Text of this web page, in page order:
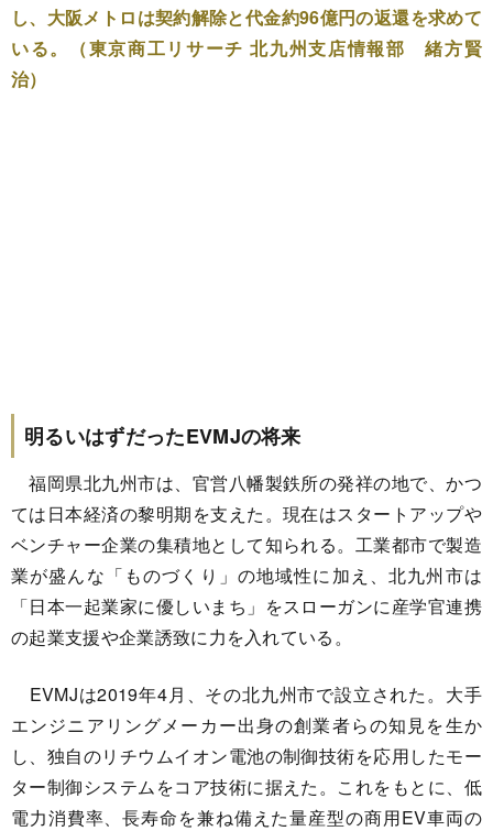
し、大阪メトロは契約解除と代金約96億円の返還を求めて
いる。（東京商工リサーチ 北九州支店情報部 緒方賢
治）
明るいはずだったEVMJの将来
福岡県北九州市は、官営八幡製鉄所の発祥の地で、かつ
ては日本経済の黎明期を支えた。現在はスタートアップや
ベンチャー企業の集積地として知られる。工業都市で製造
業が盛んな「ものづくり」の地域性に加え、北九州市は
「日本一起業家に優しいまち」をスローガンに産学官連携
の起業支援や企業誘致に力を入れている。
EVMJは2019年4月、その北九州市で設立された。大手
エンジニアリングメーカー出身の創業者らの知見を生か
し、独自のリチウムイオン電池の制御技術を応用したモー
ター制御システムをコア技術に据えた。これをもとに、低
電力消費率、長寿命を兼ね備えた量産型の商用EV車両の